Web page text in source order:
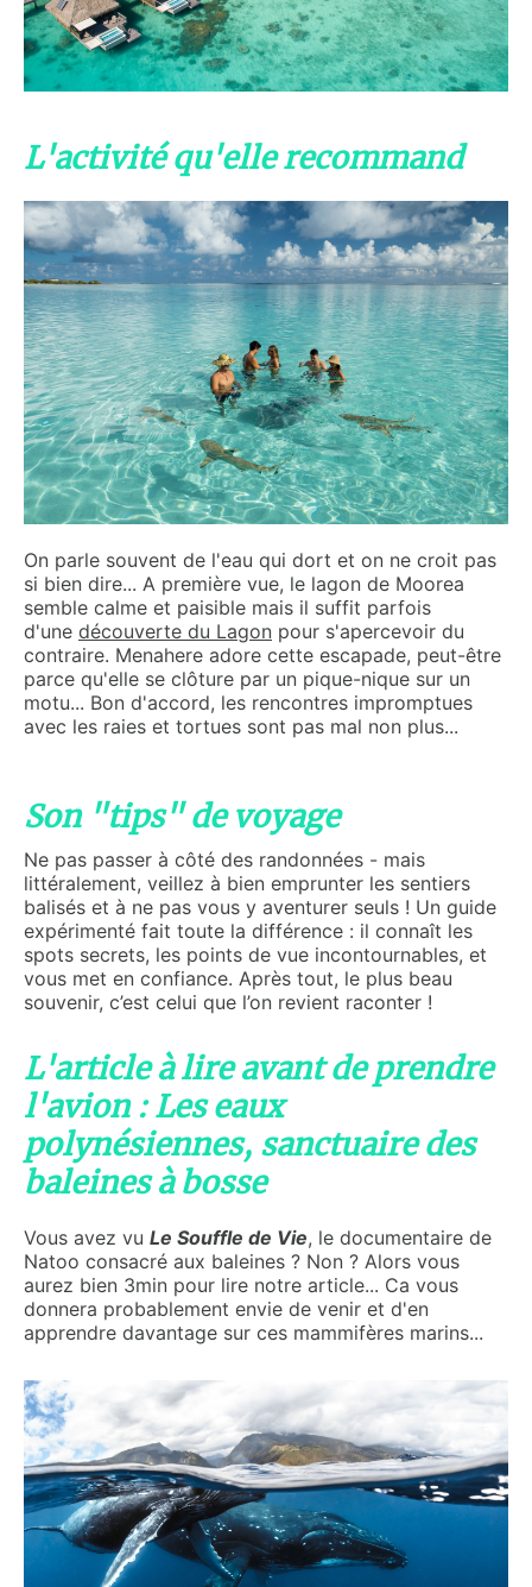
L'activité qu'elle recommand
On parle souvent de l'eau qui dort et on ne croit pas
si bien dire... A première vue, le lagon de Moorea
semble calme et paisible mais il suffit parfois
d'une découverte du Lagon pour s'apercevoir du
contraire. Menahere adore cette escapade, peut-être
parce qu'elle se clôture par un pique-nique sur un
motu... Bon d'accord, les rencontres impromptues
avec les raies et tortues sont pas mal non plus...
Son "tips" de voyage
Ne pas passer à côté des randonnées - mais
littéralement, veillez à bien emprunter les sentiers
balisés et à ne pas vous y aventurer seuls ! Un guide
expérimenté fait toute la différence : il connaît les
spots secrets, les points de vue incontournables, et
vous met en confiance. Après tout, le plus beau
souvenir, c’est celui que l’on revient raconter !
L'article à lire avant de prendre
l'avion : Les eaux
polynésiennes, sanctuaire des
baleines à bosse
Vous avez vu Le Souffle de Vie, le documentaire de
Natoo consacré aux baleines ? Non ? Alors vous
aurez bien 3min pour lire notre article... Ca vous
donnera probablement envie de venir et d'en
apprendre davantage sur ces mammifères marins...